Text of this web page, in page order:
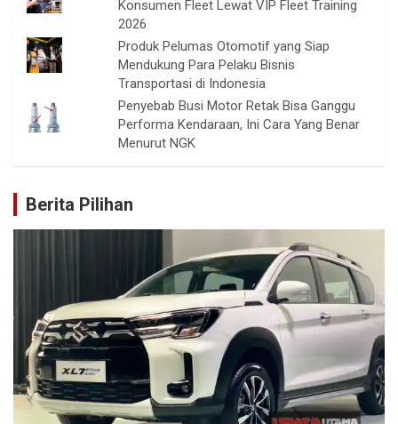
Konsumen Fleet Lewat VIP Fleet Training
2026
Produk Pelumas Otomotif yang Siap
Mendukung Para Pelaku Bisnis
Transportasi di Indonesia
Penyebab Busi Motor Retak Bisa Ganggu
Performa Kendaraan, Ini Cara Yang Benar
Menurut NGK
Berita Pilihan